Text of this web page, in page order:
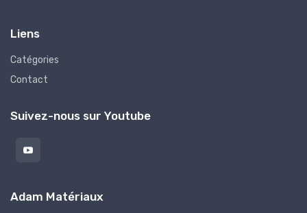
Liens
Catégories
Contact
Suivez-nous sur Youtube
Adam Matériaux